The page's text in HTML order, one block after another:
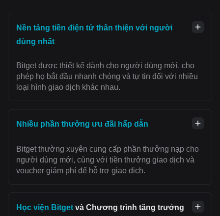
Nền tảng tiền điện tử thân thiện với người
dùng nhất
Bitget được thiết kế dành cho người dùng mới, cho
phép họ bắt đầu nhanh chóng và tự tin đối với nhiều
loại hình giao dịch khác nhau.
Nhiều phần thưởng ưu đãi hấp dẫn
Bitget thường xuyên cung cấp phần thưởng nạp cho
người dùng mới, cùng với tiền thưởng giao dịch và
voucher giảm phí để hỗ trợ giao dịch.
Học viện Bitget và Chương trình tăng trưởng